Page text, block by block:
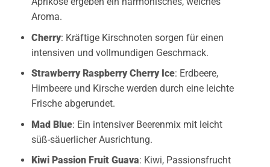
Aroma.
Cherry: Kräftige Kirschnoten sorgen für einen
intensiven und vollmundigen Geschmack.
Strawberry Raspberry Cherry Ice: Erdbeere,
Himbeere und Kirsche werden durch eine leichte
Frische abgerundet.
Mad Blue: Ein intensiver Beerenmix mit leicht
süß-säuerlicher Ausrichtung.
Kiwi Passion Fruit Guava: Kiwi, Passionsfrucht